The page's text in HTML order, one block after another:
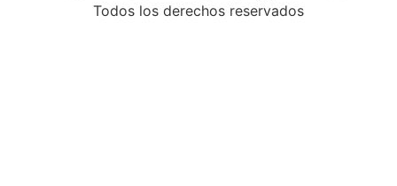
Todos los derechos reservados